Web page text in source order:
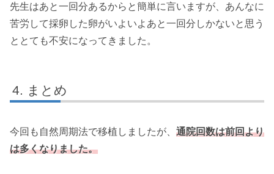
先生はあと一回分あるからと簡単に言いますが、あんなに
苦労して採卵した卵がいよいよあと一回分しかないと思う
ととても不安になってきました。
まとめ
今回も自然周期法で移植しましたが、 通院回数は前回より
は多くなりました。